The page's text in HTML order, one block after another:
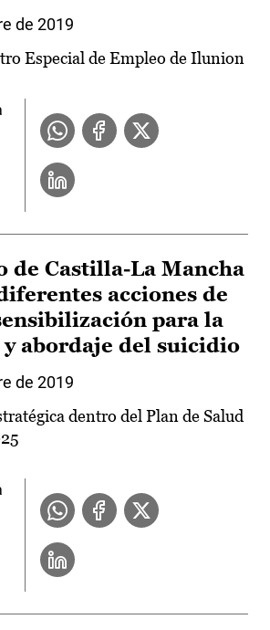
de 2019
Especial de Empleo de Ilunion
de Castilla-La Mancha
acciones de
para la
abordaje del suicidio
de 2019
dentro del Plan de Salud